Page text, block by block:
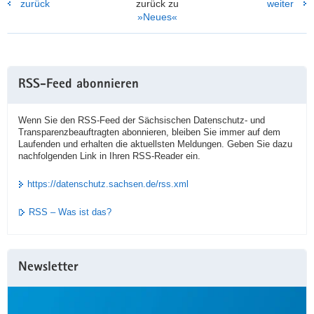
zurück
zurück zu
»Neues«
weiter
RSS-Feed abonnieren
Wenn Sie den RSS-Feed der Sächsischen Datenschutz- und
Transparenzbeauftragten abonnieren, bleiben Sie immer auf dem
Laufenden und erhalten die aktuellsten Meldungen. Geben Sie dazu
nachfolgenden Link in Ihren RSS-Reader ein.
https://datenschutz.sachsen.de/rss.xml
RSS – Was ist das?
Newsletter